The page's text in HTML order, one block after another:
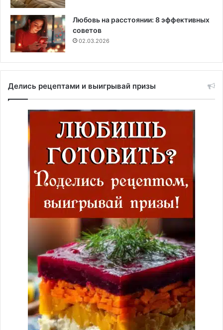
Любовь на расстоянии: 8 эффективных
советов
02.03.2026
Делись рецептами и выигрывай призы